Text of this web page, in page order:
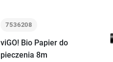
7536208
viGO! Bio Papier do
pieczenia 8m